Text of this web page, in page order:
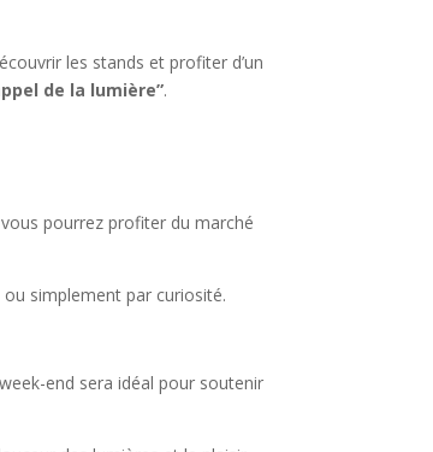
les stands et profiter d’un
de la lumière”.
vous pourrez profiter du marché
simplement par curiosité.
end sera idéal pour soutenir